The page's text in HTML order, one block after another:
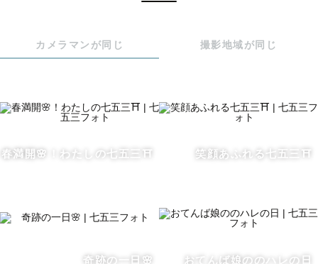
カメラ目線のお写真ももちろん大事ですが、ナチュラルな
枚1枚のお写真を撮影させていただきます！
・下鴨神社
・御香宮神社
カメラマンが同じ 撮影地域が同じ
春満開🌸！わたしの七五三⛩️ 笑顔あふれる七五三⛩️
奇跡の一日🌸 おてんば娘ののハレの日